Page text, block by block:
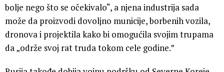
bolje nego što se očekivalo“, a njena industrija sada
može da proizvodi dovoljno municije, borbenih vozila,
dronova i projektila kako bi omogućila svojim trupama
da „održe svoj rat truda tokom cele godine.”